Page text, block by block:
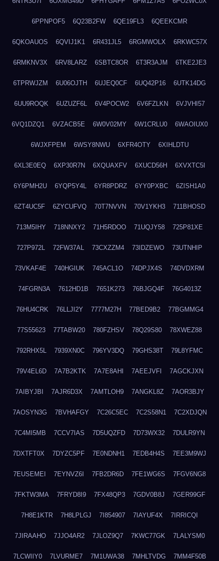
6PPNPOF5 6Q23B2FW 6QE19FL3 6QEEKCMR
6QKOAUOS 6QVIJ1K1 6R431JL5 6RGMWOLX 6RKWC57X
6RMKNV3X 6RV8LARZ 6SBTC8OR 6T3R3AJM 6TKE2JE3
6TPRWJZM 6U06OJTH 6UJEQ0CF 6UQ42P16 6UTK14DG
6UU9ROQK 6UZUZF6L 6V4POCW2 6V6FZLKN 6VJVHI57
6VQ1DZQ1 6VZACB5E 6W0V02MY 6W1CRLU0 6WAOIUX0
6WJXFPEM 6WSY8NWU 6XFR4OTY 6XIHLDTU
6XL3E0EQ 6XP30R7N 6XQUAXFV 6XUCD56H 6XVXTC5I
6Y6PMH2U 6YQP5Y4L 6YR8PDRZ 6YY0PXBC 6ZISH1A0
6ZT4UC5F 6ZYCUFVQ 70T7NVVN 70V1YKH3 711BHOSD
713M5IHY 718NNXY2 71H5RDOO 71UQJY58 725P81XE
727P972L 72FW37AL 73CXZZM4 73IDZEWO 73UTNHIP
73VKAF4E 740HGIUK 745ACL1O 74DPJX4S 74DVDXRM
74FGRN3A 7612HD1B 7651K273 76BJGQ4F 76G4013Z
76HU4CRK 76LLJI2Y 7777M27H 77BED9B2 77BGMMG4
77S55623 77TABW20 780FZHSV 78Q29S80 78XWEZ88
792RHX5L 7939XN0C 796YV3DQ 79GHS38T 79L8YFMC
79V4EL6D 7A7B2KTK 7A7E8AHI 7AEEJVFI 7AGCKJXN
7AIBYJBI 7AJR6D3X 7AMTLOH9 7ANGKL8Z 7AOR3BJY
7AOSYN3G 7BVHAFGY 7C26C5EC 7C2S58N1 7C2XDJQN
7C4MI5MB 7CCV7IAS 7D5UQZFD 7D73WX32 7DULR9YN
7DXTFT0X 7DYZC5PF 7E0NDNH1 7EDB4H4S 7EE3M9WJ
7EUSEMEI 7EYNVZ6I 7FB2DR6D 7FE1WG6S 7FGV6NG8
7FKTW3MA 7FRYD8I9 7FX48QP3 7GDV0B8J 7GER99GF
7H8E1KTR 7H8LPLGJ 7I854907 7IAYUF4X 7IRRICQI
7JIRAAHO 7JJO4AR2 7JLOZ9Q7 7KWC77GK 7LALYSM0
7LCWIIY0 7LVURME7 7M1UWA38 7MHLTVDG 7MM4F50B